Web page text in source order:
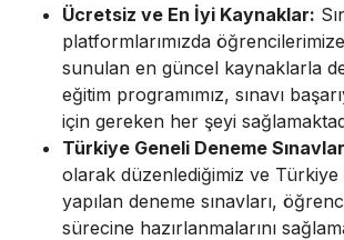
Ücretsiz ve En İyi Kaynaklar:
platformlarımızda
sunulan en güncel kaynaklarla
eğitim programımız, sınavı
için gereken her şeyi
Türkiye Geneli Deneme
olarak düzenlediğimiz ve Türkiye
yapılan deneme sınavları,
sürecine hazırlanmalarını